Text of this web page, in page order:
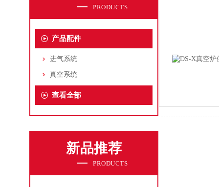
PRODUCTS
产品配件
进气系统
真空系统
查看全部
新品推荐
PRODUCTS